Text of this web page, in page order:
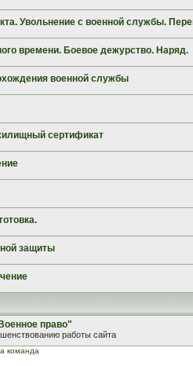
Увольнение с военной службы.
времени. Боевое дежурство. Наряд.
военной службы
сертификат
защиты
право"
работы сайта
команда